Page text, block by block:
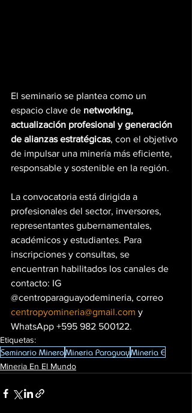
El seminario se plantea como un
espacio clave de networking,
actualización profesional y generación
de alianzas estratégicas, con el objetivo
de impulsar una minería más eficiente,
responsable y sostenible en la región.
La convocatoria está dirigida a
profesionales del sector, inversores,
representantes gubernamentales,
académicos y estudiantes. Para
inscripciones y consultas, se
encuentran habilitados los canales de
contacto: IG
@centroparaguayodemineria, correo
centropyomineria@gmail.com y
WhatsApp +595 982 500122.
Etiquetas:
Seminario MineroMineria ParaguayMineria E
Mineria En El Mundo